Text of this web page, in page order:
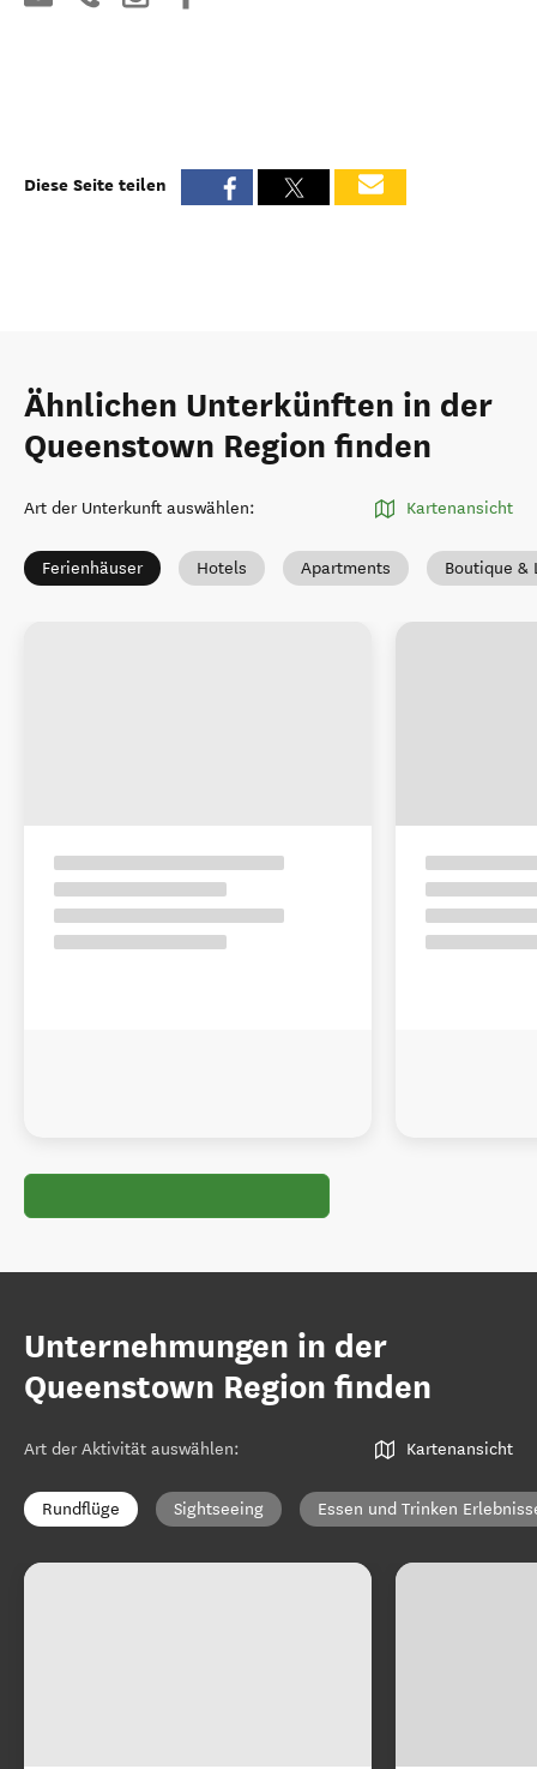
Diese Seite teilen
Ähnlichen Unterkünften in der
Queenstown Region finden
Art der Unterkunft auswählen: Kartenansicht
Ferienhäuser Hotels Apartments Boutique &
Unternehmungen in der
Queenstown Region finden
Art der Aktivität auswählen: Kartenansicht
Rundflüge Sightseeing Essen und Trinken